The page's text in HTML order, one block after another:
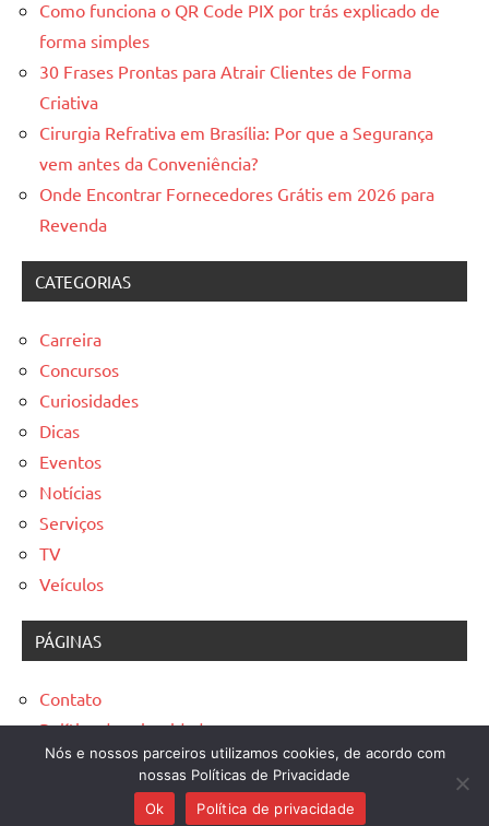
Como funciona o QR Code PIX por trás explicado de
forma simples
30 Frases Prontas para Atrair Clientes de Forma
Criativa
Cirurgia Refrativa em Brasília: Por que a Segurança
vem antes da Conveniência?
Onde Encontrar Fornecedores Grátis em 2026 para
Revenda
CATEGORIAS
Carreira
Concursos
Curiosidades
Dicas
Eventos
Notícias
Serviços
TV
Veículos
PÁGINAS
Contato
Política de privacidade
Sobre
Jornal Correio de Notícias
Nós e nossos parceiros utilizamos cookies, de acordo com
nossas Políticas de Privacidade
Ok
Política de privacidade